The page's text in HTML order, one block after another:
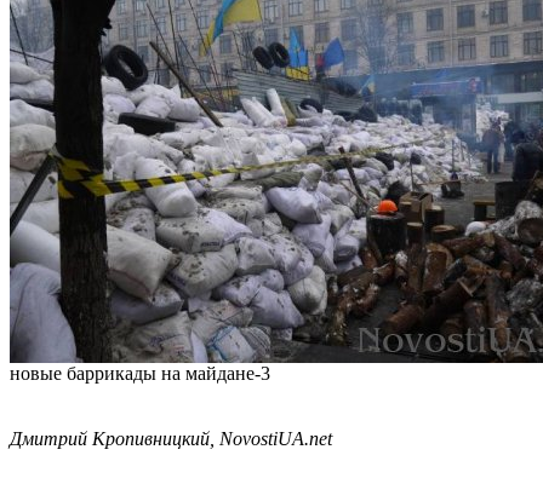
новые баррикады на майдане-3
Дмитрий Кропивницкий, NovostiUA.net